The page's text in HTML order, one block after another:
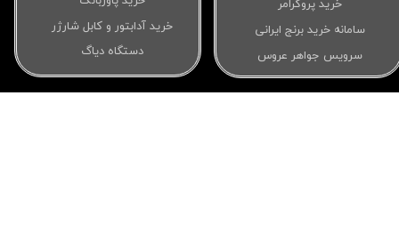
خرید آدابتور و کابل شارژر
دستگاه دیاگ
خرید پروگرامر
سامانه خرید برنج ایرانی
سرویس جواهر عروس